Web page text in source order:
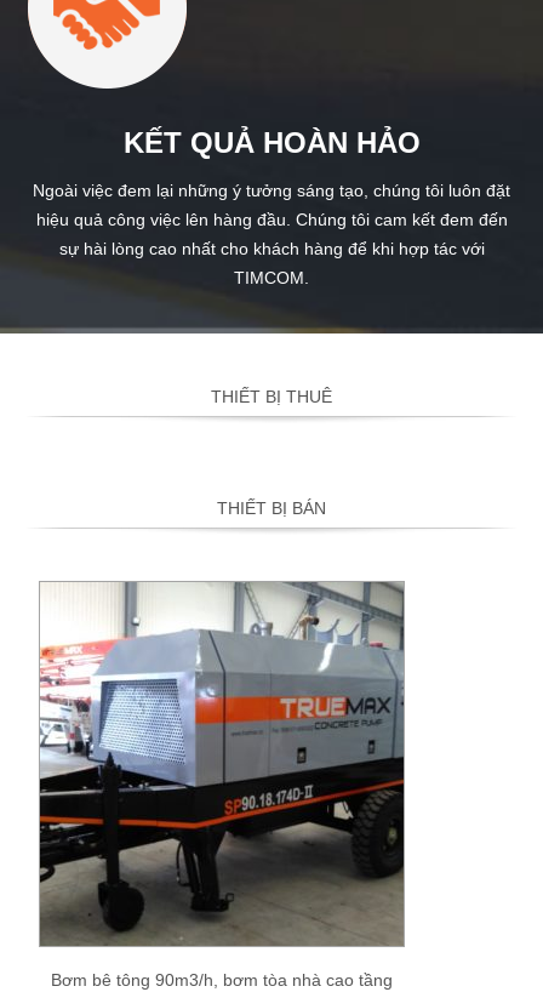
KẾT QUẢ HOÀN HẢO
Ngoài việc đem lại những ý tưởng sáng tạo, chúng tôi luôn đặt
hiệu quả công việc lên hàng đầu. Chúng tôi cam kết đem đến
sự hài lòng cao nhất cho khách hàng để khi hợp tác với
TIMCOM.
THIẾT BỊ THUÊ
THIẾT BỊ BÁN
Bơm bê tông 90m3/h, bơm tòa nhà cao tầng